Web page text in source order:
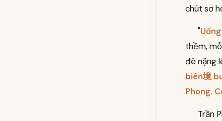
chút sơ
"
thềm,
đè nặng
biên境
Phong.
Trần